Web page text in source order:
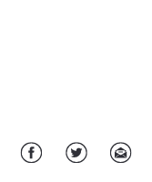
Facebook Twitter Correo